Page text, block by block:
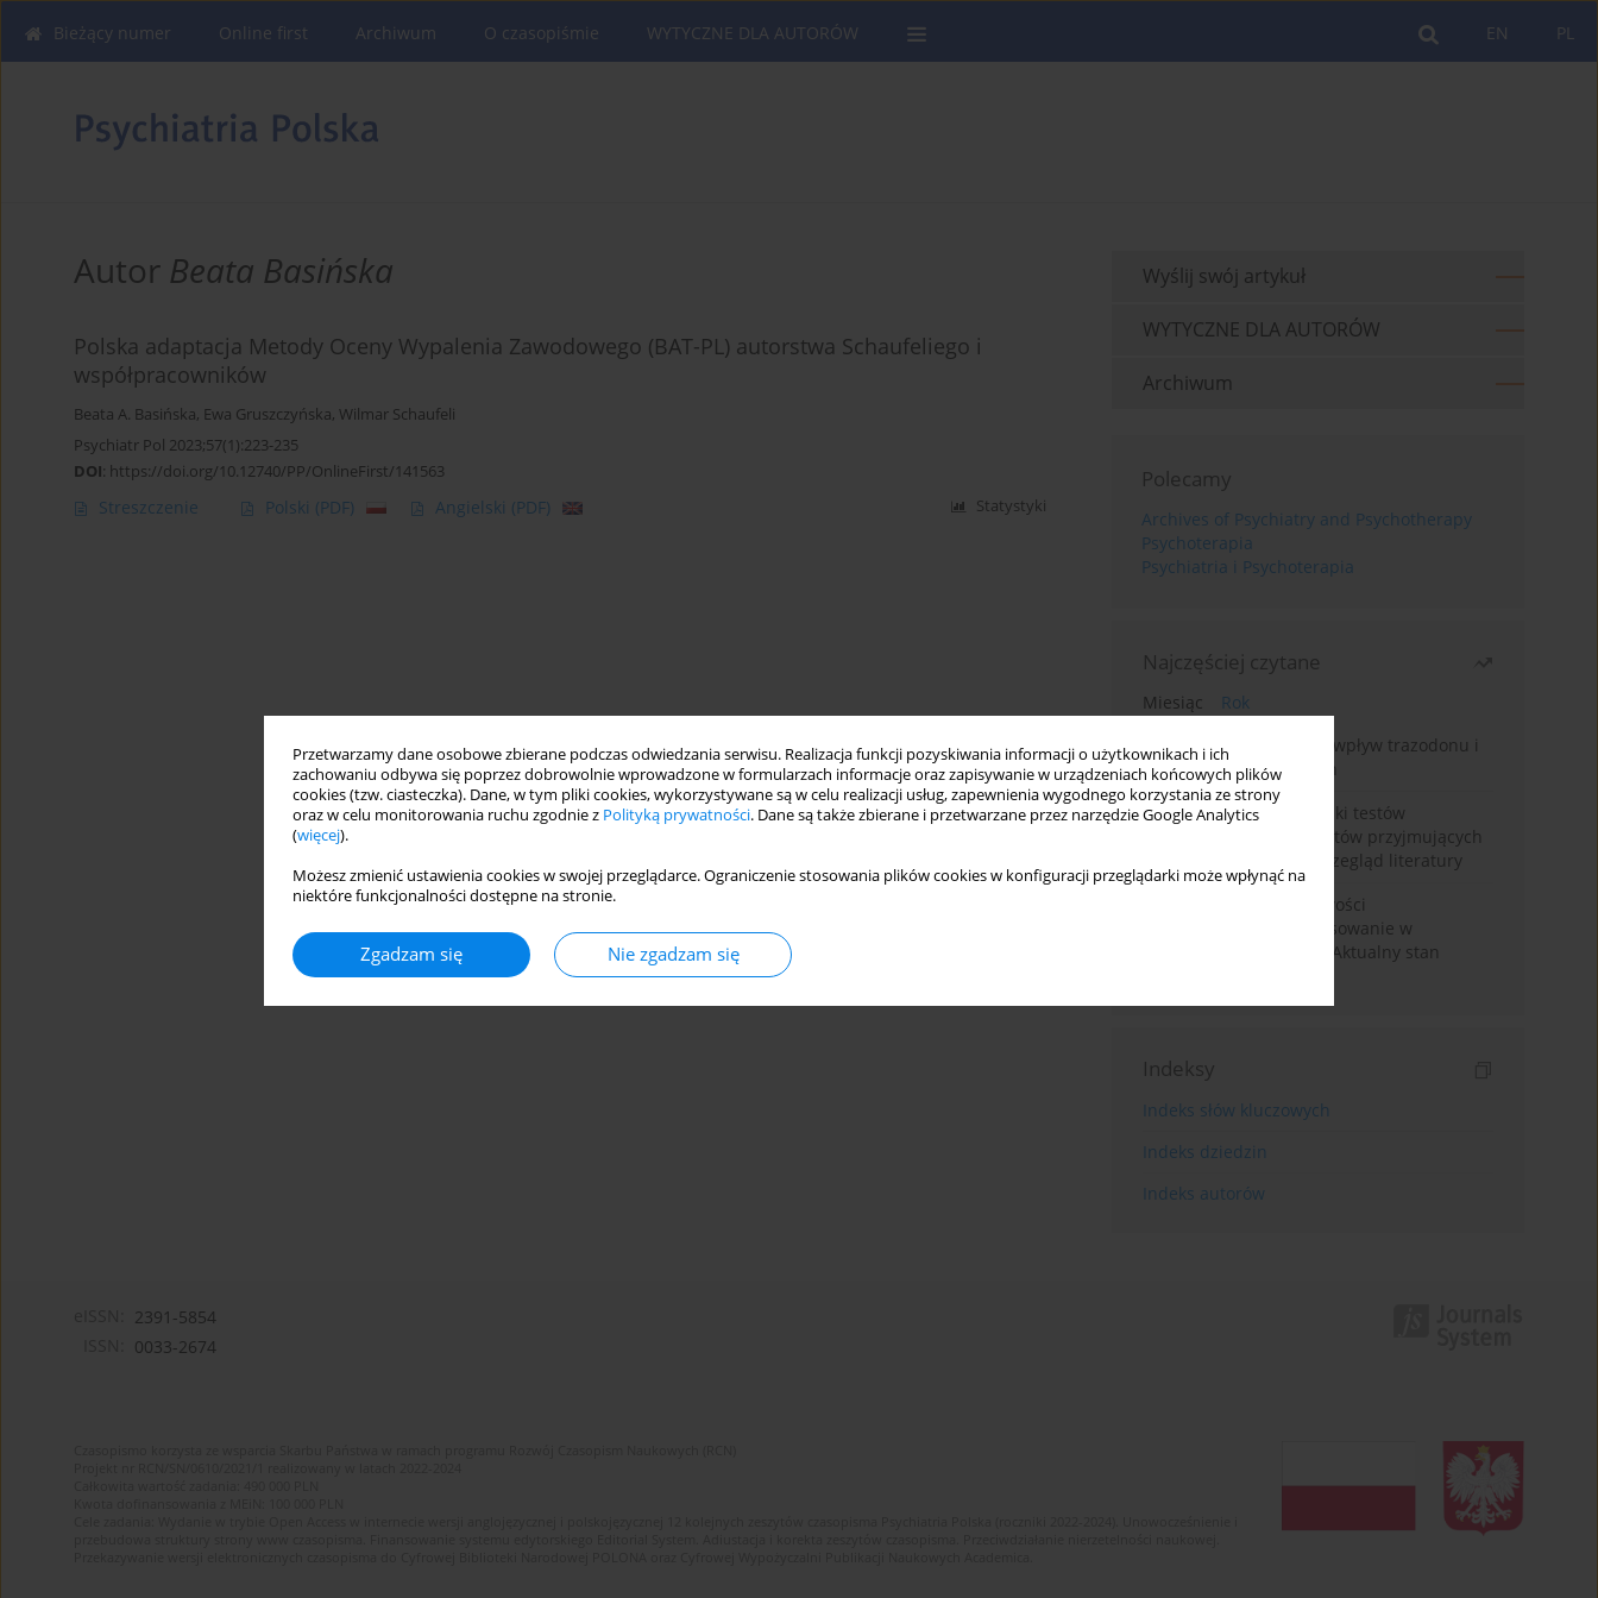
Przetwarzamy dane osobowe zbierane podczas odwiedzania serwisu. Realizacja funkcji pozyskiwania informacji o użytkownikach i ich
zachowaniu odbywa się poprzez dobrowolnie wprowadzone w formularzach informacje oraz zapisywanie w urządzeniach końcowych plików
cookies (tzw. ciasteczka). Dane, w tym pliki cookies, wykorzystywane są w celu realizacji usług, zapewnienia wygodnego korzystania ze strony
oraz w celu monitorowania ruchu zgodnie z Polityką prywatności. Dane są także zbierane i przetwarzane przez narzędzie Google Analytics
(więcej).
Możesz zmienić ustawienia cookies w swojej przeglądarce. Ograniczenie stosowania plików cookies w konfiguracji przeglądarki może wpłynąć na
niektóre funkcjonalności dostępne na stronie.
Zgadzam się Nie zgadzam się
PL
EN
Bieżący numer Online first Archiwum O czasopiśmie WYTYCZNE DLA AUTORÓW
Autor Beata Basińska
Polska adaptacja Metody Oceny Wypalenia Zawodowego (BAT-PL) autorstwa Schaufeliego i
współpracowników
Beata A. Basińska, Ewa Gruszczyńska, Wilmar Schaufeli
Psychiatr Pol 2023;57(1):223-235
DOI: https://doi.org/10.12740/PP/OnlineFirst/141563
Streszczenie Polski (PDF) Angielski (PDF) Statystyki
Wyślij swój artykuł
WYTYCZNE DLA AUTORÓW
Archiwum
Polecamy
Archives of Psychiatry and Psychotherapy
Psychoterapia
Psychiatria i Psychoterapia
Najczęściej czytane
Miesiąc
Rok
Leczenie bezsenności – wpływ trazodonu i
leków nasennych na sen
Fałszywie dodatnie wyniki testów
narkotykowych u pacjentów przyjmujących
leki psychotropowe – przegląd literatury
Wortioksetyna – właściwości
farmakologiczne i zastosowanie w
zaburzeniach nastroju. Aktualny stan
Indeksy
Indeks słów kluczowych
Indeks dziedzin
Indeks autorów
2391-5854
0033-2674